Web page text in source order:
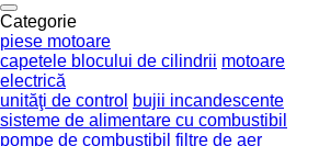
Categorie
piese motoare
capetele blocului de cilindrii motoare
electrică
unităţi de control bujii incandescente
sisteme de alimentare cu combustibil
pompe de combustibil filtre de aer